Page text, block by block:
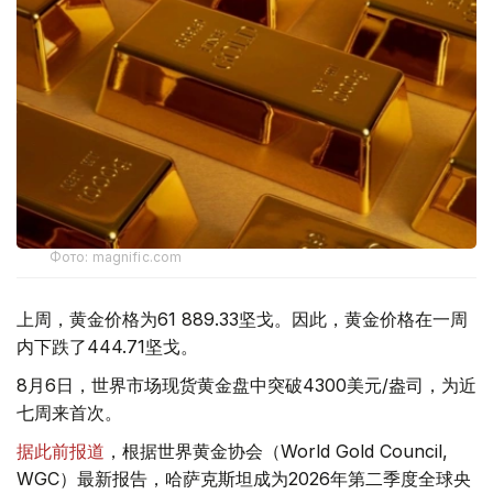
Фото: magnific.com
上周，黄金价格为61 889.33坚戈。因此，黄金价格在一周
内下跌了444.71坚戈。
8月6日，世界市场现货黄金盘中突破4300美元/盎司，为近
七周来首次。
据此前报道 ，根据世界黄金协会（World Gold Council,
WGC）最新报告，哈萨克斯坦成为2026年第二季度全球央